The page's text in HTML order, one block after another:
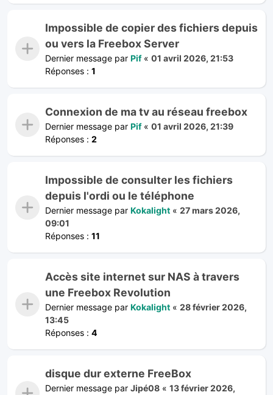
Impossible de copier des fichiers depuis
ou vers la Freebox Server
Dernier message par Pif« 01 avril 2026, 21:53
Réponses : 1
Connexion de ma tv au réseau freebox
Dernier message par Pif« 01 avril 2026, 21:39
Réponses : 2
Impossible de consulter les fichiers
depuis l'ordi ou le téléphone
Dernier message par Kokalight « 27 mars 2026,
09:01
Réponses : 11
Accès site internet sur NAS à travers
une Freebox Revolution
Dernier message par Kokalight « 28 février 2026,
13:45
Réponses : 4
disque dur externe FreeBox
Dernier message par Jipé08 « 13 février 2026,